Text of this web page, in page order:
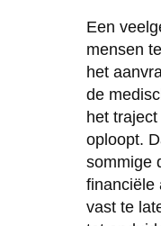
Een
mensen
het
de
het
oploopt.
sommige
financiële
vast te